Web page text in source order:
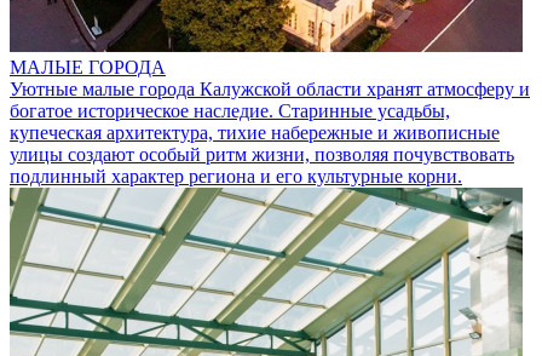
МАЛЫЕ ГОРОДА
Уютные малые города Калужской области хранят атмосферу и
богатое историческое наследие. Старинные усадьбы,
купеческая архитектура, тихие набережные и живописные
улицы создают особый ритм жизни, позволяя почувствовать
подлинный характер региона и его культурные корни.